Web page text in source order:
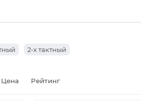
2-х тактный
Цена Рейтинг